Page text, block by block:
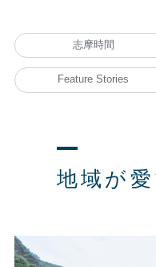
志摩時間
Feature Stories
地域が